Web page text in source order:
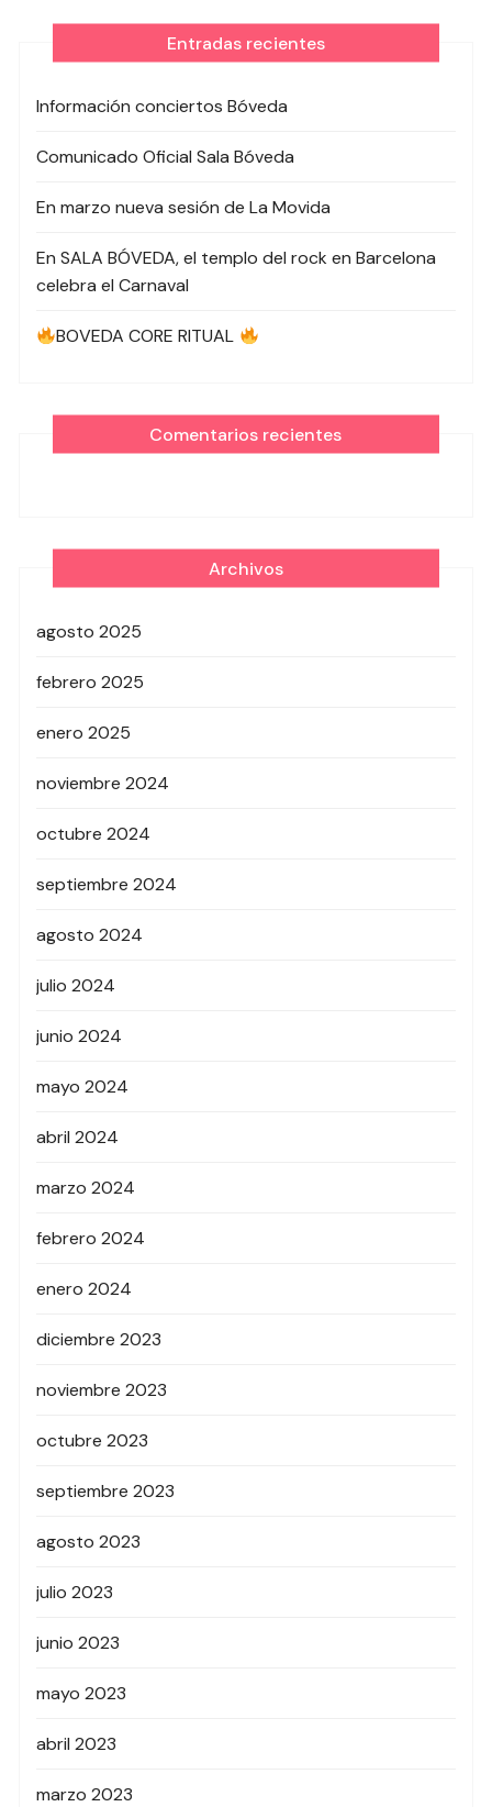
Entradas recientes
Información conciertos Bóveda
Comunicado Oficial Sala Bóveda
En marzo nueva sesión de La Movida
En SALA BÓVEDA, el templo del rock en Barcelona
celebra el Carnaval
BOVEDA CORE RITUAL
Comentarios recientes
Archivos
agosto 2025
febrero 2025
enero 2025
noviembre 2024
octubre 2024
septiembre 2024
agosto 2024
julio 2024
junio 2024
mayo 2024
abril 2024
marzo 2024
febrero 2024
enero 2024
diciembre 2023
noviembre 2023
octubre 2023
septiembre 2023
agosto 2023
julio 2023
junio 2023
mayo 2023
abril 2023
marzo 2023